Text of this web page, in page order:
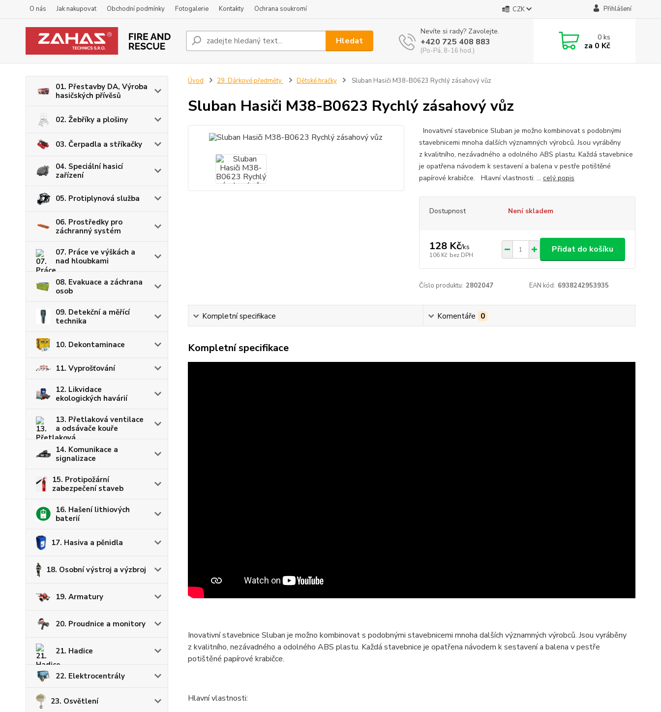
O nás Jak nakupovat Obchodní podmínky Fotogalerie Kontakty Ochrana soukromí CZK Přihlášení
Hledat
Nevíte si rady? Zavolejte.
+420 725 408 883
(Po-Pá, 8-16 hod.)
0ks
za 0 Kč
01. Přestavby DA, Výroba
hasičských přívěsů
02. Žebříky a plošiny
03. Čerpadla a stříkačky
04. Speciální hasicí
zařízení
05. Protiplynová služba
06. Prostředky pro
záchranný systém
07. Práce ve výškách a
nad hloubkami
08. Evakuace a záchrana
osob
09. Detekční a měřící
technika
10. Dekontaminace
11. Vyprošťování
12. Likvidace
ekologických havárií
13. Přetlaková ventilace
a odsávače kouře
14. Komunikace a
signalizace
15. Protipožární
zabezpečení staveb
16. Hašení lithiových
baterií
17. Hasiva a pěnidla
18. Osobní výstroj a výzbroj
19. Armatury
20. Proudnice a monitory
21. Hadice
22. Elektrocentrály
23. Osvětlení
Úvod 29. Dárkové předměty Dětské hračky Sluban Hasiči M38-B0623 Rychlý zásahový vůz
Sluban Hasiči M38-B0623 Rychlý zásahový vůz
Inovativní stavebnice Sluban je možno kombinovat s podobnými
stavebnicemi mnoha dalších významných výrobců. Jsou vyráběny
z kvalitního, nezávadného a odolného ABS plastu. Každá stavebnice
je opatřena návodem k sestavení a balena v pestře potištěné
papírové krabičce. Hlavní vlastnosti: ... celý popis
Dostupnost Není skladem
128 Kč/ks
106 Kč bez DPH
Přidat do košíku
Číslo produktu: 2802047 EAN kód: 6938242953935
Kompletní specifikace Komentáře 0
Kompletní specifikace
Inovativní stavebnice Sluban je možno kombinovat s podobnými stavebnicemi mnoha dalších významných výrobců. Jsou vyráběny
z kvalitního, nezávadného a odolného ABS plastu. Každá stavebnice je opatřena návodem k sestavení a balena v pestře
potištěné papírové krabičce.
Hlavní vlastnosti: